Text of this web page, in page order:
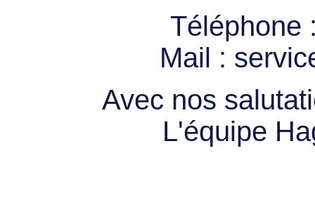
Téléphone
Mail :
Avec nos
L'équipe